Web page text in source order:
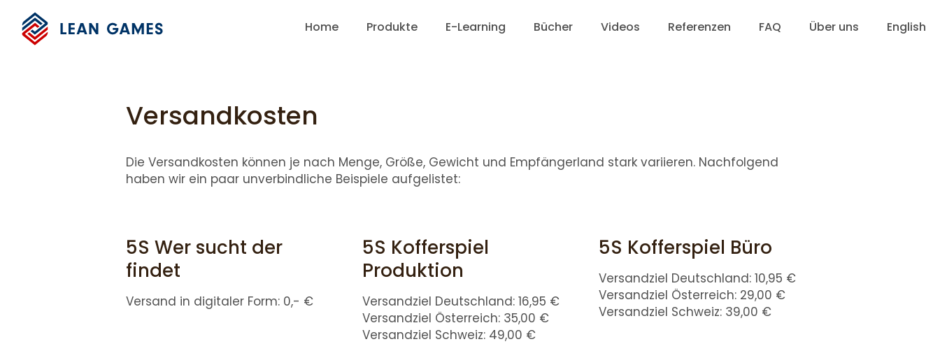
Home Produkte E-Learning Bücher Videos Referenzen FAQ Über uns English
Versandkosten
Die Versandkosten können je nach Menge, Größe, Gewicht und Empfängerland stark variieren. Nachfolgend
haben wir ein paar unverbindliche Beispiele aufgelistet:
5S Wer sucht der
findet
Versand in digitaler Form: 0,- €
5S Kofferspiel
Produktion
Versandziel Deutschland: 16,95 €
Versandziel Österreich: 35,00 €
Versandziel Schweiz: 49,00 €
5S Kofferspiel Büro
Versandziel Deutschland: 10,95 €
Versandziel Österreich: 29,00 €
Versandziel Schweiz: 39,00 €